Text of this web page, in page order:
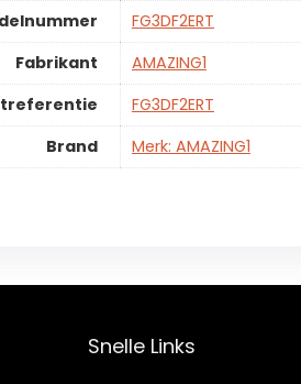
FG3DF2ERT
Fabrikant
AMAZING1
FG3DF2ERT
Brand
Merk: AMAZING1
Snelle Links